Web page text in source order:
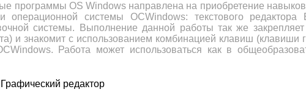
программы OS Windows направлена на приобретение
системы OCWindows: текстового редактора
системы. Выполнение данной работы так же
и знакомит с использованием комбинацией клавиш (клавиши
Работа может использоваться как в
редактор